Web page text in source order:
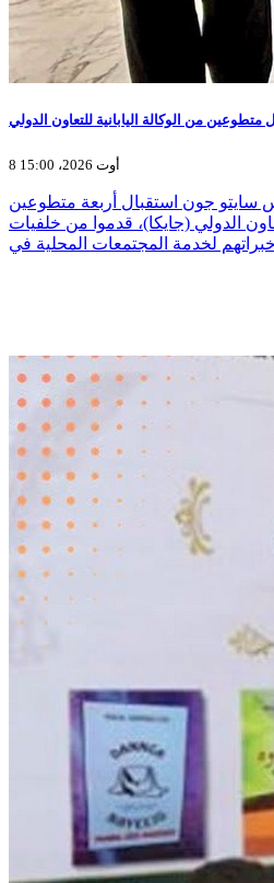
من الوكالة اليابانية للتعاون الدولي
8 أوت 2026، 15:00
سايتو جون استقبال أربعة متطوعين
الدولي (جايكا)، قدموا من خلفيات